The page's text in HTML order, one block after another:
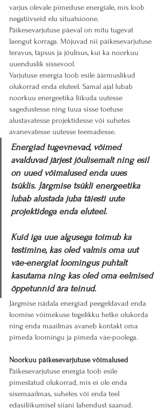
varjus olevale pimeduse energiale, mis loob
negatiivseid elu situatsioone.
Päikesevarjutuse päeval on mitu tugevat
laengut korraga. Mõjuvad nii päikesevarjutuse
teravus, täpsus ja jõulisus, kui ka noorkuu
uuenduslik sissevool.
Varjutuse energia toob esile äärmuslikud
olukorrad enda eluteel. Samal ajal lubab
noorkuu energeetika liikuda uutesse
sagedustesse ning tuua sisse toetuse
alustavatesse projektidesse või suhetes
avanevatesse uutesse teemadesse.
Energiad tugevnevad, võimed
avalduvad järjest jõulisemalt ning esil
on uued võimalused enda uues
tsüklis. Järgmise tsükli energeetika
lubab alustada juba täiesti uute
projektidega enda eluteel.
Kuid iga uue algusega toimub ka
testimine, kas oled valmis oma uut
väe-energiat loomingus puhtalt
kasutama ning kas oled oma eelmised
õppetunnid ära teinud.
Järgmise nädala energiad peegeldavad enda
loomise võimekuse tegelikku hetke olukorda
ning enda maailmas avaneb kontakt oma
pimeda loomingu ja pimeda väe-poolega.
Noorkuu päikesevarjutuse võimalused
Päikesevarjutuse energia toob esile
pimestatud olukorrad, mis ei ole enda
sisemaailmas, suhetes või enda teel
edasiliikumisel siiani lahendust saanud.